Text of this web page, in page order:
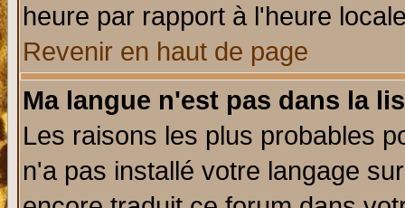
heure par rapport à l'heure
Revenir en haut de page
Ma langue n'est pas dans la
Les raisons les plus probables
n'a pas installé votre langage